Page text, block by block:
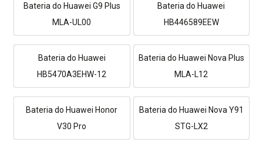
Bateria do Huawei G9 Plus
MLA-UL00
Bateria do Huawei
HB446589EEW
Bateria do Huawei
HB5470A3EHW-12
Bateria do Huawei Nova Plus
MLA-L12
Bateria do Huawei Honor
V30 Pro
Bateria do Huawei Nova Y91
STG-LX2